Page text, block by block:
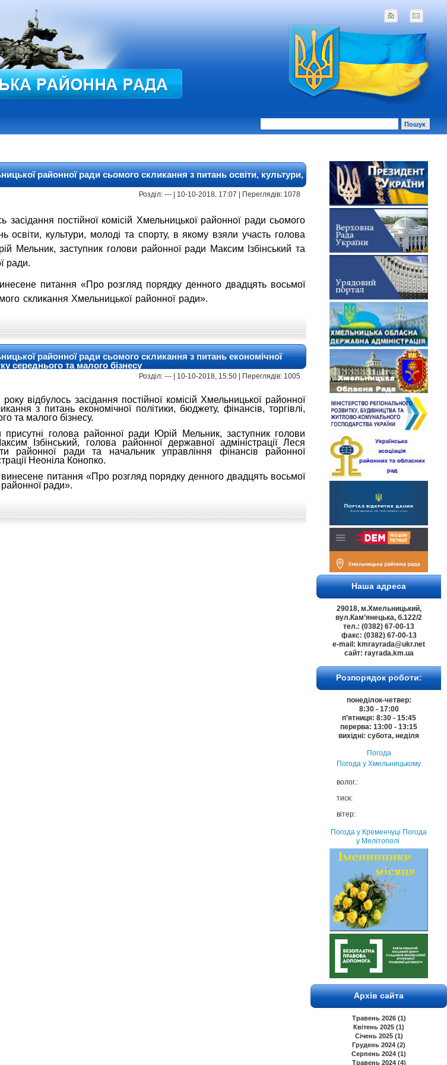
Наша адреса
29018, м.Хмельницький,
вул.Кам’янецька, б.122/2
тел.: (0382) 67-00-13
факс: (0382) 67-00-13
e-mail: kmrayrada@ukr.net
сайт: rayrada.km.ua
Розпорядок роботи:
понеділок-четвер:
8:30 - 17:00
п’ятниця: 8:30 - 15:45
перерва: 13:00 - 13:15
вихідні: субота, неділя
Погода
Погода у Хмельницькому
волог.:
тиск:
вітер:
Погода у Кременчуці Погода
у Мелітополі
Архів сайта
Травень 2026 (1)
Квітень 2025 (1)
Січень 2025 (1)
Грудень 2024 (2)
Серпень 2024 (1)
Травень 2024 (4)
районної ради сьомого скликання з питань освіти, культури,
Розділ: --- | 10-10-2018, 17:07 | Переглядів: 1078
засідання постійної комісій Хмельницької районної ради сьомого
освіти, культури, молоді та спорту, в якому взяли участь голова
Мельник, заступник голови районної ради Максим Ізбінський та
ради.
питання «Про розгляд порядку денного двадцять восьмої
скликання Хмельницької районної ради».
районної ради сьомого скликання з питань економічної
середнього та малого бізнесу
Розділ: --- | 10-10-2018, 15:50 | Переглядів: 1005
відбулось засідання постійної комісій Хмельницької районної
з питань економічної політики, бюджету, фінансів, торгівлі,
та малого бізнесу.
присутні голова районної ради Юрій Мельник, заступник голови
Ізбінський, голова районної державної адміністрації Леся
районної ради та начальник управління фінансів районної
Неоніла Конопко.
питання «Про розгляд порядку денного двадцять восьмої
районної ради».